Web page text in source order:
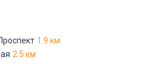
1.9 км
2.5 км